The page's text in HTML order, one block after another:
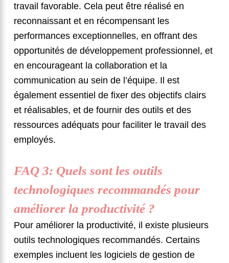
travail favorable. Cela peut être réalisé en
reconnaissant et en récompensant les
performances exceptionnelles, en offrant des
opportunités de développement professionnel, et
en encourageant la collaboration et la
communication au sein de l’équipe. Il est
également essentiel de fixer des objectifs clairs
et réalisables, et de fournir des outils et des
ressources adéquats pour faciliter le travail des
employés.
FAQ 3: Quels sont les outils
technologiques recommandés pour
améliorer la productivité ?
Pour améliorer la productivité, il existe plusieurs
outils technologiques recommandés. Certains
exemples incluent les logiciels de gestion de